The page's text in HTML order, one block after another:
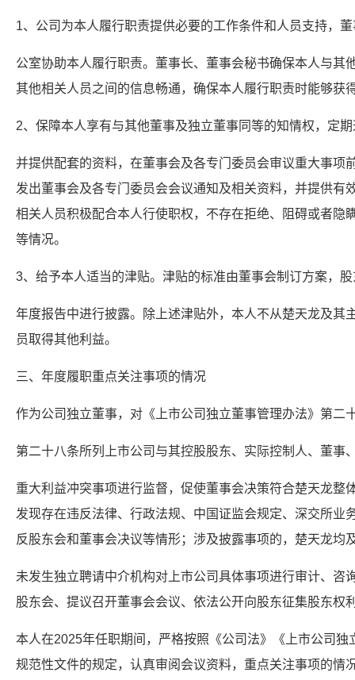
1、公司为本人履行职责提供必要的工作条件和人员支持，
公室协助本人履行职责。董事长、董事会秘书确保本人与其
其他相关人员之间的信息畅通，确保本人履行职责时能够获
2、保障本人享有与其他董事及独立董事同等的知情权，定
并提供配套的资料，在董事会及各专门委员会审议重大事项
发出董事会及各专门委员会会议通知及相关资料，并提供有
相关人员积极配合本人行使职权，不存在拒绝、阻碍或者隐
等情况。
3、给予本人适当的津贴。津贴的标准由董事会制订方案，
年度报告中进行披露。除上述津贴外，本人不从楚天龙及其
员取得其他利益。
三、年度履职重点关注事项的情况
作为公司独立董事，对《上市公司独立董事管理办法》第二
第二十八条所列上市公司与其控股股东、实际控制人、董事
重大利益冲突事项进行监督，促使董事会决策符合楚天龙整
发现存在违反法律、行政法规、中国证监会规定、深交所业
反股东会和董事会决议等情形；涉及披露事项的，楚天龙均
未发生独立聘请中介机构对上市公司具体事项进行审计、咨
股东会、提议召开董事会会议、依法公开向股东征集股东权
本人在2025年任职期间，严格按照《公司法》《上市公司
规范性文件的规定，认真审阅会议资料，重点关注事项的情